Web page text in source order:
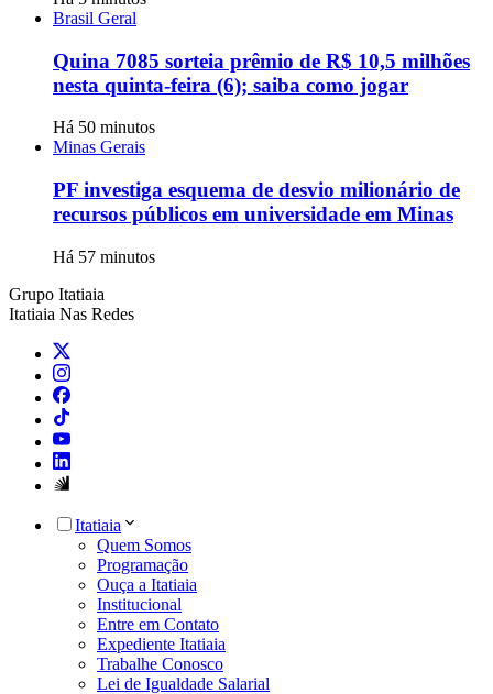
Brasil Geral
Quina 7085 sorteia prêmio de R$ 10,5 milhões
nesta quinta-feira (6); saiba como jogar
Há 50 minutos
Minas Gerais
PF investiga esquema de desvio milionário de
recursos públicos em universidade em Minas
Há 57 minutos
Grupo Itatiaia
Itatiaia Nas Redes
Itatiaia
Quem Somos
Programação
Ouça a Itatiaia
Institucional
Entre em Contato
Expediente Itatiaia
Trabalhe Conosco
Lei de Igualdade Salarial